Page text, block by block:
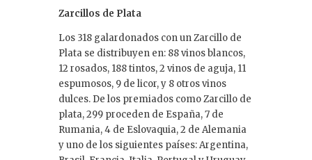
Zarcillos de Plata
Los 318 galardonados con un Zarcillo de
Plata se distribuyen en: 88 vinos blancos,
12 rosados, 188 tintos, 2 vinos de aguja, 11
espumosos, 9 de licor, y 8 otros vinos
dulces. De los premiados como Zarcillo de
plata, 299 proceden de España, 7 de
Rumania, 4 de Eslovaquia, 2 de Alemania
y uno de los siguientes países: Argentina,